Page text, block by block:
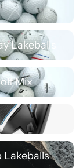
Lakeballs
Mix
Lakeballs